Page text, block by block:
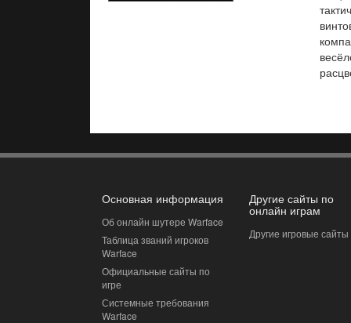
Основная информация
Об онлайн шутере Warface
Таблица званий игроков
Warface
Официальные сайты по
игре
Системные требования
Warface
Другие сайты по
онлайн играм
Другие игровые сайты